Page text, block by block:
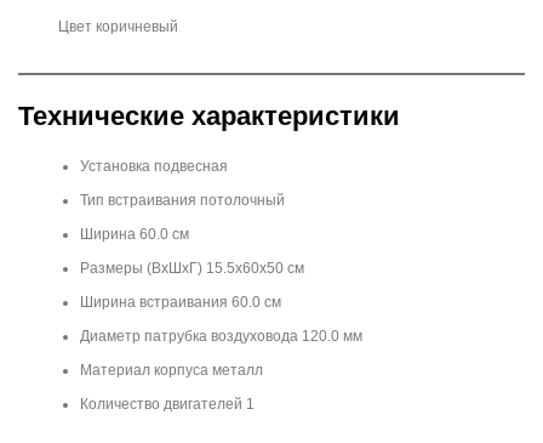
Цвет коричневый
Технические характеристики
Установка подвесная
Тип встраивания потолочный
Ширина 60.0 см
Размеры (ВхШхГ) 15.5x60x50 см
Ширина встраивания 60.0 см
Диаметр патрубка воздуховода 120.0 мм
Материал корпуса металл
Количество двигателей 1